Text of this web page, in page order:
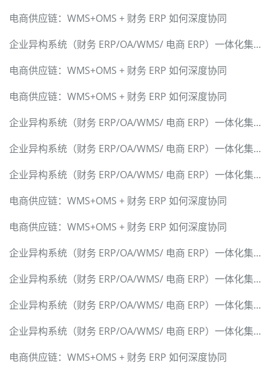
电商供应链：WMS+OMS + 财务 ERP 如何深度协同
企业异构系统（财务 ERP/OA/WMS/ 电商 ERP）一体化集成解决方案
电商供应链：WMS+OMS + 财务 ERP 如何深度协同
电商供应链：WMS+OMS + 财务 ERP 如何深度协同
企业异构系统（财务 ERP/OA/WMS/ 电商 ERP）一体化集成解决方案
企业异构系统（财务 ERP/OA/WMS/ 电商 ERP）一体化集成解决方案
企业异构系统（财务 ERP/OA/WMS/ 电商 ERP）一体化集成解决方案
电商供应链：WMS+OMS + 财务 ERP 如何深度协同
电商供应链：WMS+OMS + 财务 ERP 如何深度协同
企业异构系统（财务 ERP/OA/WMS/ 电商 ERP）一体化集成解决方案
企业异构系统（财务 ERP/OA/WMS/ 电商 ERP）一体化集成解决方案
企业异构系统（财务 ERP/OA/WMS/ 电商 ERP）一体化集成解决方案
企业异构系统（财务 ERP/OA/WMS/ 电商 ERP）一体化集成解决方案
电商供应链：WMS+OMS + 财务 ERP 如何深度协同